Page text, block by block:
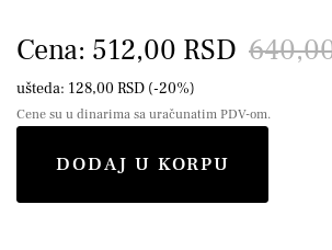
Cena: 512,00 RSD
ušteda: 128,00 RSD (-20%)
Cene su u dinarima sa uračunatim PDV-om.
DODAJ U KORPU